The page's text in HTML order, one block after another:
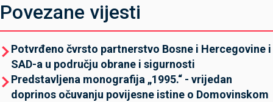
Povezane vijesti
Potvrđeno čvrsto partnerstvo Bosne i Hercegovine i
SAD-a u području obrane i sigurnosti
Predstavljena monografija „1995.“ - vrijedan
doprinos očuvanju povijesne istine o Domovinskom